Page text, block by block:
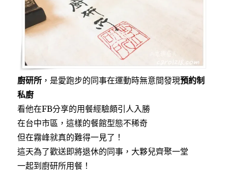
廚研所 ，是愛跑步的同事在運動時無意間發現預約制
私廚
看他在FB分享的用餐經驗頗引人入勝
在台中市區，這樣的餐館型態不稀奇
但在霧峰就真的難得一見了！
這天為了歡送即將退休的同事，大夥兒齊聚一堂
一起到廚研所用餐！